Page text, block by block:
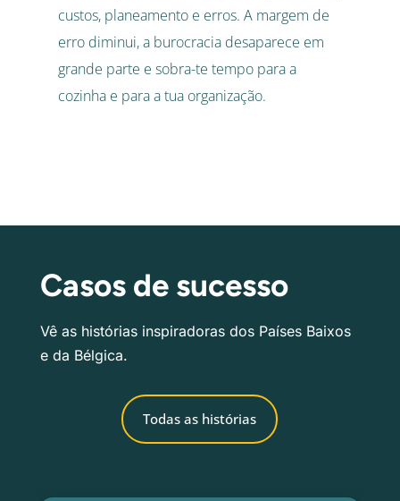
custos, planeamento e erros. A margem de
erro diminui, a burocracia desaparece em
grande parte e sobra-te tempo para a
cozinha e para a tua organização.
Casos de sucesso
Vê as histórias inspiradoras dos Países Baixos
e da Bélgica.
Todas as histórias